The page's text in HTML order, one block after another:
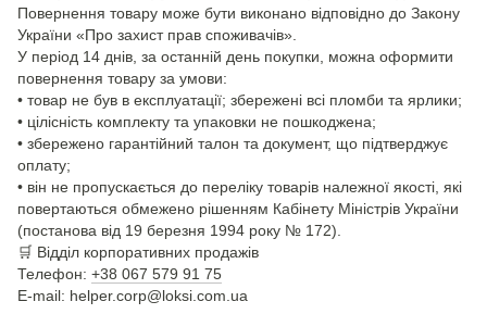
Повернення товару може бути виконано відповідно до Закону
України «Про захист прав споживачів».
У період 14 днів, за останній день покупки, можна оформити
повернення товару за умови:
• товар не був в експлуатації; збережені всі пломби та ярлики;
• цілісність комплекту та упаковки не пошкоджена;
• збережено гарантійний талон та документ, що підтверджує
оплату;
• він не пропускається до переліку товарів належної якості, які
повертаються обмежено рішенням Кабінету Міністрів України
(постанова від 19 березня 1994 року № 172).
🛒 Відділ корпоративних продажів
Телефон: +38 067 579 91 75
E-mail: helper.corp@loksi.com.ua